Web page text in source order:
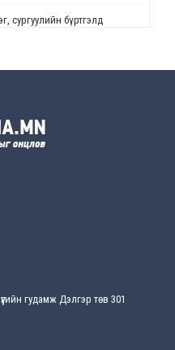
сургуулийн бүртгэлд
ажлаа үнэлж, хэрэгжилтээ
гудамж Дэлгэр төв 301